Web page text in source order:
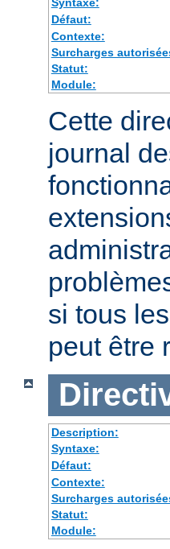
Défaut:
Contexte:
Surcharges
Statut:
Module:
Cette
journal
si tous
peut être
Description:
Syntaxe:
Défaut:
Contexte:
Surcharges
Statut:
Module: